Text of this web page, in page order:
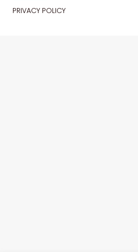
PRIVACY POLICY